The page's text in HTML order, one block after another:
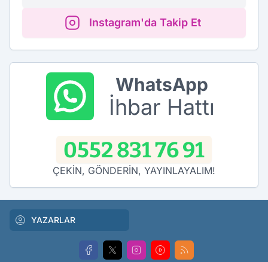
Instagram'da Takip Et
WhatsApp
İhbar Hattı
0552 831 76 91
ÇEKİN, GÖNDERİN, YAYINLAYALIM!
YAZARLAR